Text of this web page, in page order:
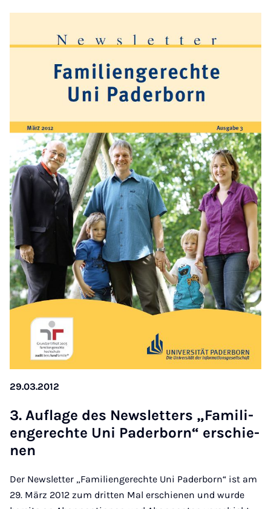
29.03.2012
3. Auf­la­ge des Newslet­ters „Fa­mi­li­
en­ge­rech­te Uni Pa­der­born“ er­schie­
nen
Der Newsletter „Familiengerechte Uni Paderborn“ ist am
29. März 2012 zum dritten Mal erschienen und wurde